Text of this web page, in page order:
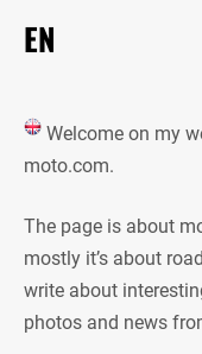
EN
Welcome on my
moto.com.
The page is about
mostly it’s about
write about
photos and news